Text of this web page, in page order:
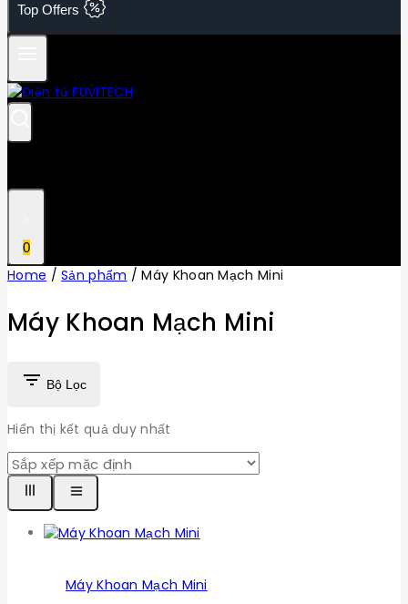
Top Offers
0
Home / Sản phẩm / Máy Khoan Mạch Mini
Máy Khoan Mạch Mini
Bộ Lọc
Hiển thị kết quả duy nhất
Máy Khoan Mạch Mini